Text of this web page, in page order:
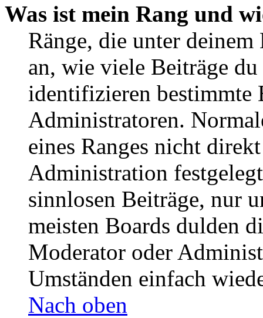
Was ist mein Rang und
Ränge, die unter deinem
an, wie viele Beiträge
identifizieren bestimmte
Administratoren.
eines Ranges nicht
Administration
sinnlosen Beiträge, nur
meisten Boards dulden
Moderator oder
Umständen einfach
Nach oben